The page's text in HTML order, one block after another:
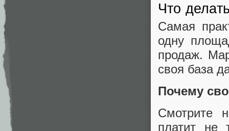
Что
Самая
одну
продаж.
своя база
Почему
Смотрите
платит не